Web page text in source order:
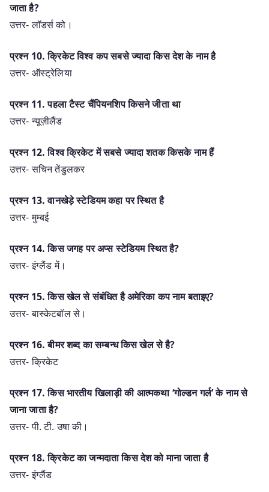
जाता है?
उत्तर- लॉडर्स को।
प्रश्न 10. क्रिकेट विश्व कप सबसे ज्यादा किस देश के नाम है
उत्तर- ऑस्ट्रेलिया
प्रश्न 11. पहला टैस्ट चैंपियनशिप किसने जीता था
उत्तर- न्यूज़ीलैंड
प्रश्न 12. विश्व क्रिकेट में सबसे ज्यादा शतक किसके नाम हैं
उत्तर- सचिन तेंडुलकर
प्रश्न 13. वानखेड़े स्टेडियम कहा पर स्थित है
उत्तर- मुम्बई
प्रश्न 14. किस जगह पर अप्स स्टेडियम स्थित है?
उत्तर- इंग्लैंड में।
प्रश्न 15. किस खेल से संबंधित है अमेरिका कप नाम बताइए?
उत्तर- बास्केटबॉल से।
प्रश्न 16. बीमर शब्द का सम्बन्ध किस खेल से है?
उत्तर- क्रिकेट
प्रश्न 17. किस भारतीय खिलाड़ी की आत्मकथा ‘गोल्डन गर्ल’ के नाम से
जाना जाता है?
उत्तर- पी. टी. उषा की।
प्रश्न 18. क्रिकेट का जन्मदाता किस देश को माना जाता है
उत्तर- इंग्लैंड